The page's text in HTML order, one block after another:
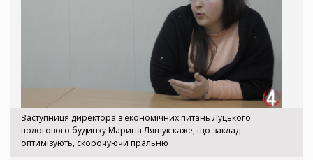
Заступниця директора з економічних питань Луцького
пологового будинку Марина Ляшук каже, що заклад
оптимізують, скорочуючи пральню